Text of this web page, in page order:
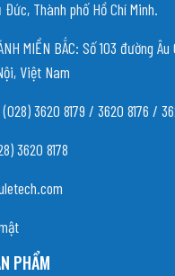
Đức, Thành phố Hồ Chí Minh.
MIỀN BẮC: Số 103 đường
Việt Nam
3620 8179 / 3620 8176 /
3620 8178
PHẨM